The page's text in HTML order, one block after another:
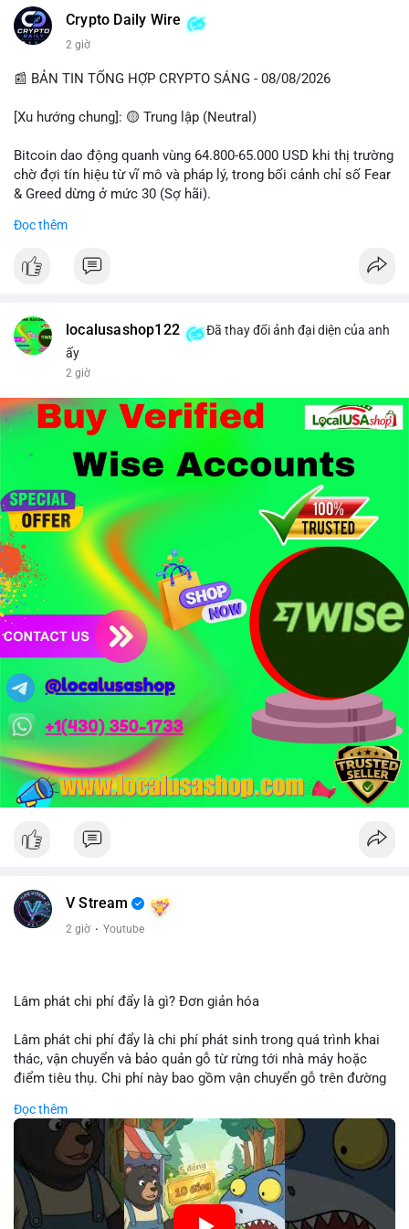
Crypto Daily Wire
2 giờ
📰 BẢN TIN TỔNG HỢP CRYPTO SÁNG - 08/08/2026
[Xu hướng chung]: 🟡 Trung lập (Neutral)
Bitcoin dao động quanh vùng 64.800-65.000 USD khi thị trường
chờ đợi tín hiệu từ vĩ mô và pháp lý, trong bối cảnh chỉ số Fear
& Greed dừng ở mức 30 (Sợ hãi).
- Thị trường & Giá cả: Chuỗi giao dịch cá voi BTC diễn ra dày
triệu USD lúc 08:19 UTC và 61,37 BTC (gần 4 triệu USD) lúc
- Quy định & Pháp lý: Thượng viện Mỹ mở giai đoạn đầu bình
chọn Bill Clarity Act, cần 60 phiếu để tiến tới tháng tới. IMF
được dollar hỗ trợ. Tòa án Mỹ cho phép Bybit truy xuất tài sản
1,5 tỷ USD từ vụ hack Triều Tiên.
- Công nghệ & Bảo mật: BTCPay cảnh báo exploit mới trên
LND có thể đánh cắp thông tin đăng nhập Lightning Network,
người dùng cần cập nhật ngay. XRP Ledger đề xuất sửa đổi bảo
mật token hóa tài sản Wall Street trị giá 530 triệu USD.
Nhà đầu tư nên thận trọng với đòn bẩy cao khi Funding Rate
BTC chỉ ở mức 0.0035%. Vùng Fear hiện tại có thể là cơ hội
tích lũy dài hạn nhưng cần chờ xác nhận dòng tiền.
Xem chi tiết các bài viết đầy đủ tại dòng thời gian của Vlike.vn!
#whalealertbtc #clarityact #lightningexploit #bybitlazarus
#xrpledger
Đọc thêm
localusashop122
Đã thay đổi ảnh đại diện của anh
ấy
2 giờ
V Stream
2 giờ · Youtube
Lâm phát chi phí đẩy là gì? Đơn giản hóa
Lâm phát chi phí đẩy là chi phí phát sinh trong quá trình khai
thác, vận chuyển và bảo quản gỗ từ rừng tới nhà máy hoặc
điểm tiêu thụ. Chi phí này bao gồm vận chuyển gỗ trên đường
điều kiện địa hình. Việc hiểu rõ chi phí đẩy giúp doanh nghiệp
lâm nghiệp tối ưu hoá chuỗi cung ứng và kiểm soát lợi nhuận.
🎥 Xem video trực tiếp tại:
Nguồn: Cú Thông Thái
Đọc thêm